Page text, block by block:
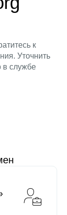
к
Уточнить
в службе